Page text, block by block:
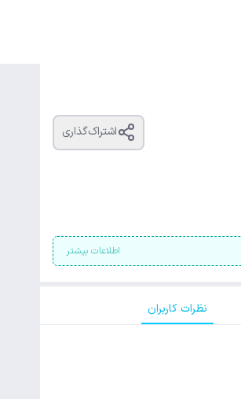
اشتراک‌گذاری
اطلاعات بیشتر
نظرات کاربران